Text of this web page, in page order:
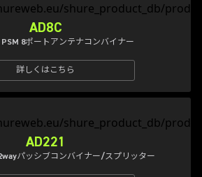
AD8C
8ポートアンテナコンバイナー
詳しくはこちら
AD221
パッシブコンバイナー/スプリッター